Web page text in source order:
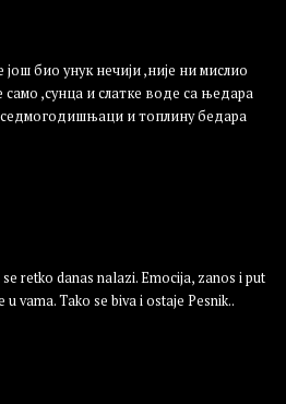
још био унук нечији ,није ни мислио
,сунца и слатке воде са њедара
и топлину бедара
retko danas nalazi. Emocija, zanos i put
vama. Tako se biva i ostaje Pesnik..